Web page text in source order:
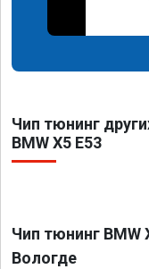
Чип тюнинг
BMW X5 E53
Чип тюнинг BMW
Вологде